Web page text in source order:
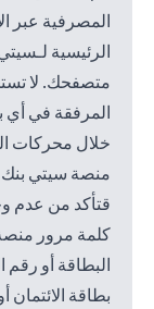
المصرفية عبر
الرئيسية
متصفحك. لا
المرفقة في أي
خلال محركات
منصة سيتي بنك
قتأكد من عدم
كلمة مرور
البطاقة أو
بطاقة